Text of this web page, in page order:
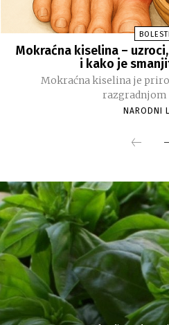
BOLESTI
Mokraćna kiselina –
i kako je
Mokraćna kiselina je
razgradnjom
NARODNI